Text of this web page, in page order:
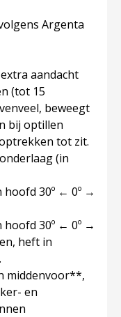
Argenta
aandacht
(tot 15
beweegt
bij optillen
tot zit.
(in
hoofd 30º ← 0º →
hoofd 30º ← 0º →
heft in
middenvoor**,
en